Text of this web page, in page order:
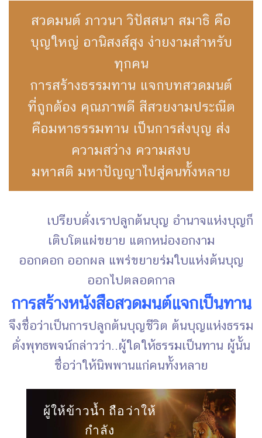
สวดมนต์ ภาวนา วิปัสสนา สมาธิ คือ
บุญใหญ่ อานิสงส์สูง ง่ายงามสำหรับ
ทุกคน
การสร้างธรรมทาน แจกบทสวดมนต์
ที่ถูกต้อง คุณภาพดี สีสวยงามประณีต
คือมหาธรรมทาน เป็นการส่งบุญ ส่ง
ความสว่าง ความสงบ
มหาสติ มหาปัญญาไปสู่คนทั้งหลาย
เปรียบดั่งเราปลูกต้นบุญ อำนาจแห่งบุญก็
เติบโตแผ่ขยาย แตกหน่องอกงาม
ออกดอก ออกผล แพร่ขยายร่มใบแห่งต้นบุญ
ออกไปตลอดกาล
การสร้างหนังสือสวดมนต์แจกเป็นทาน
จึงชื่อว่าเป็นการปลูกต้นบุญชีวิต ต้นบุญแห่งธรรม
ดั่งพุทธพจน์กล่าวว่า..ผู้ใดให้ธรรมเป็นทาน ผู้นั้น
ชื่อว่าให้นิพพานแก่คนทั้งหลาย
ผู้ให้ข้าวน้ำ ถือว่าให้
กำลัง